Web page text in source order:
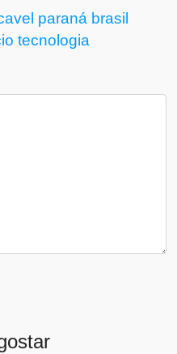
paraná brasil
tecnologia